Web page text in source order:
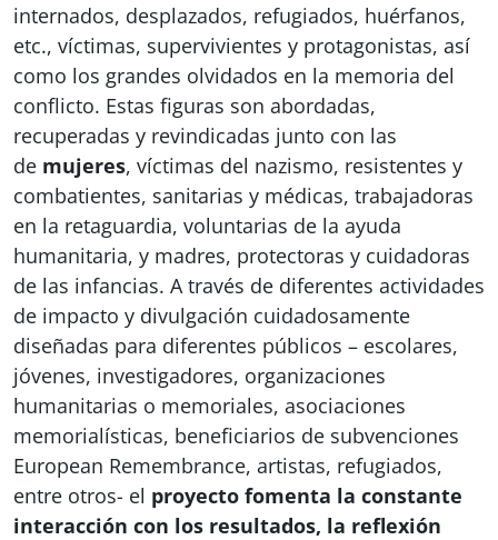
internados, desplazados, refugiados, huérfanos,
etc., víctimas, supervivientes y protagonistas, así
como los grandes olvidados en la memoria del
conflicto. Estas figuras son abordadas,
recuperadas y revindicadas junto con las
de mujeres, víctimas del nazismo, resistentes y
combatientes, sanitarias y médicas, trabajadoras
en la retaguardia, voluntarias de la ayuda
humanitaria, y madres, protectoras y cuidadoras
de las infancias. A través de diferentes actividades
de impacto y divulgación cuidadosamente
diseñadas para diferentes públicos – escolares,
jóvenes, investigadores, organizaciones
humanitarias o memoriales, asociaciones
memorialísticas, beneficiarios de subvenciones
European Remembrance, artistas, refugiados,
entre otros- el proyecto fomenta la constante
interacción con los resultados, la reflexión